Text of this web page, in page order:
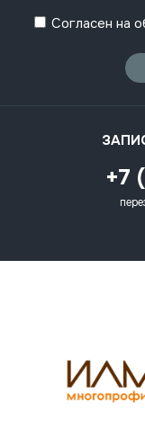
Согласен на
+7